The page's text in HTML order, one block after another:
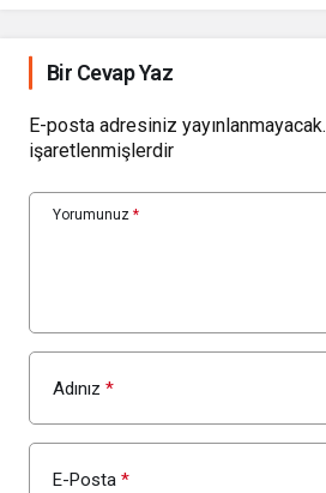
Bir Cevap Yaz
E-posta adresiniz yayınlanmayacak.
işaretlenmişlerdir
Yorumunuz *
Adınız *
E-Posta *